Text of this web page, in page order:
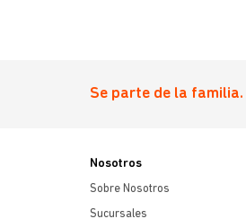
Se parte de la familia.
Nosotros
Sobre Nosotros
Sucursales